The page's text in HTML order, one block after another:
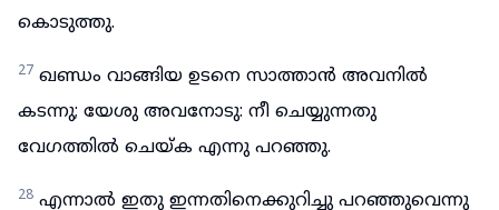
കൊടുത്തു.
27 ഖണ്ഡം വാങ്ങിയ ഉടനെ സാത്താൻ അവനിൽ
കടന്നു; യേശു അവനോടു: നീ ചെയ്യുന്നതു
വേഗത്തിൽ ചെയ്ക എന്നു പറഞ്ഞു.
28 എന്നാൽ ഇതു ഇന്നതിനെക്കുറിച്ചു പറഞ്ഞുവെന്നു